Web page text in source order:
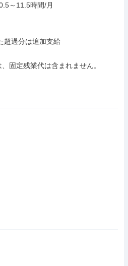
～11.5時間/月
超過分は追加支給
固定残業代は含まれません。